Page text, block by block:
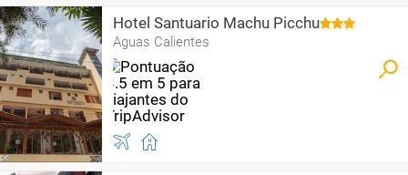
Hotel Santuario Machu Picchu
Aguas Calientes